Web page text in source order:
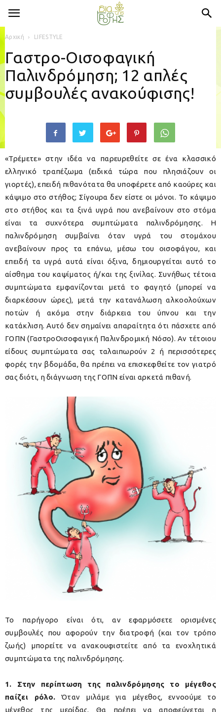
Αρχική LIFESTYLE
Γαστρο-Οισοφαγική
Παλινδρόμηση; 12 απλές
συμβουλές ανακούφισης!
«Τρέμετε» στην ιδέα να παρευρεθείτε σε ένα κλασσικό
ελληνικό τραπέζωμα (ειδικά τώρα που πλησιάζουν οι
γιορτές), επειδή πιθανότατα θα υποφέρετε από καούρες και
κάψιμο στο στήθος; Σίγουρα δεν είστε οι μόνοι. Το κάψιμο
στο στήθος και τα ξινά υγρά που ανεβαίνουν στο στόμα
είναι τα συχνότερα συμπτώματα παλινδρόμησης. Η
παλινδρόμηση συμβαίνει όταν υγρά του στομάχου
ανεβαίνουν προς τα επάνω, μέσω του οισοφάγου, και
επειδή τα υγρά αυτά είναι όξινα, δημιουργείται αυτό το
αίσθημα του καψίματος ή/και της ξινίλας. Συνήθως τέτοια
συμπτώματα εμφανίζονται μετά το φαγητό (μπορεί να
διαρκέσουν ώρες), μετά την κατανάλωση αλκοολούχων
ποτών ή ακόμα στην διάρκεια του ύπνου και την
κατάκλιση. Αυτό δεν σημαίνει απαραίτητα ότι πάσχετε από
ΓΟΠΝ (ΓαστροΟισοφαγική Παλινδρομική Νόσο). Αν τέτοιου
είδους συμπτώματα σας ταλαιπωρούν 2 ή περισσότερες
φορές την βδομάδα, θα πρέπει να επισκεφθείτε τον γιατρό
σας διότι, η διάγνωση της ΓΟΠΝ είναι αρκετά πιθανή.
Το παρήγορο είναι ότι, αν εφαρμόσετε ορισμένες
συμβουλές που αφορούν την διατροφή (και τον τρόπο
ζωής) μπορείτε να ανακουφιστείτε από τα ενοχλητικά
συμπτώματα της παλινδρόμησης.
1. Στην περίπτωση της παλινδρόμησης το μέγεθος
παίζει ρόλο. Όταν μιλάμε για μέγεθος, εννοούμε το
μέγεθος της μερίδας. Θα πρέπει να αποφεύγεται η